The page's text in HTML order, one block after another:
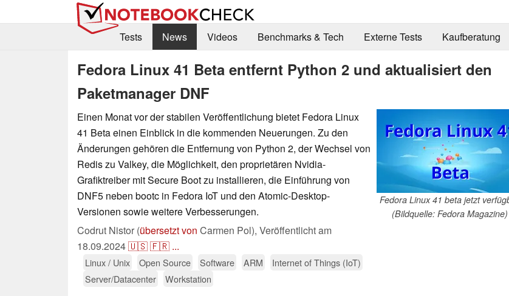
Tests
News Videos Benchmarks & Tech Externe Tests Kaufberatung
Fedora Linux 41 Beta entfernt Python 2 und aktualisiert den
Paketmanager DNF
Fedora Linux 41 beta jetzt
(Bildquelle: Fedora Magazine)
Einen Monat vor der stabilen Veröffentlichung bietet Fedora Linux
41 Beta einen Einblick in die kommenden Neuerungen. Zu den
Änderungen gehören die Entfernung von Python 2, der Wechsel von
Redis zu Valkey, die Möglichkeit, den proprietären Nvidia-
Grafiktreiber mit Secure Boot zu installieren, die Einführung von
DNF5 neben bootc in Fedora IoT und den Atomic-Desktop-
Versionen sowie weitere Verbesserungen.
Codrut Nistor (übersetzt von Carmen Pol), Veröffentlicht am
18.09.2024🇺🇸🇫🇷 ...
Linux / Unix Open Source Software ARM
Internet of Things (IoT)
Server/Datacenter
Workstation